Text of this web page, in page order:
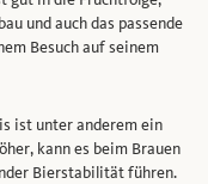
und auch das passende
Besuch auf seinem
ist unter anderem ein
kann es beim Brauen
Bierstabilität führen.